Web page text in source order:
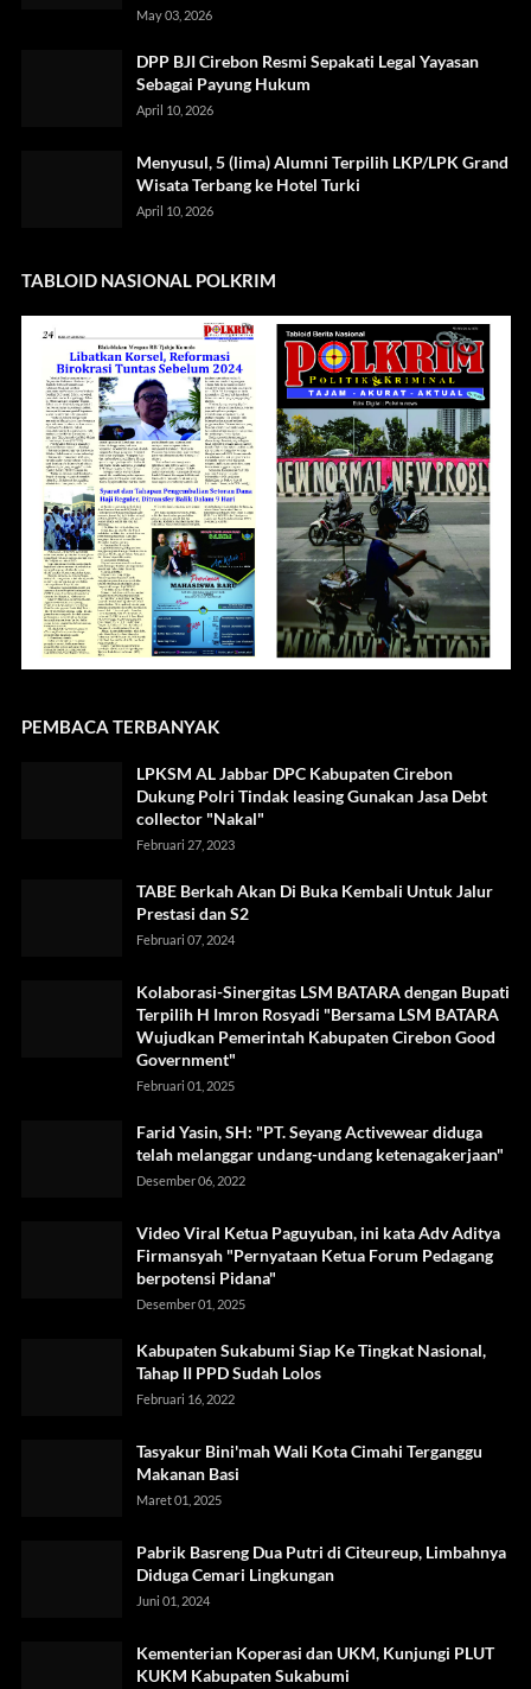
May 03, 2026
DPP BJI Cirebon Resmi Sepakati Legal Yayasan
Sebagai Payung Hukum
April 10, 2026
Menyusul, 5 (lima) Alumni Terpilih LKP/LPK Grand
Wisata Terbang ke Hotel Turki
April 10, 2026
TABLOID NASIONAL POLKRIM
PEMBACA TERBANYAK
LPKSM AL Jabbar DPC Kabupaten Cirebon
Dukung Polri Tindak leasing Gunakan Jasa Debt
collector "Nakal"
Februari 27, 2023
TABE Berkah Akan Di Buka Kembali Untuk Jalur
Prestasi dan S2
Februari 07, 2024
Kolaborasi-Sinergitas LSM BATARA dengan Bupati
Terpilih H Imron Rosyadi "Bersama LSM BATARA
Wujudkan Pemerintah Kabupaten Cirebon Good
Government"
Februari 01, 2025
Farid Yasin, SH: "PT. Seyang Activewear diduga
telah melanggar undang-undang ketenagakerjaan"
Desember 06, 2022
Video Viral Ketua Paguyuban, ini kata Adv Aditya
Firmansyah "Pernyataan Ketua Forum Pedagang
berpotensi Pidana"
Desember 01, 2025
Kabupaten Sukabumi Siap Ke Tingkat Nasional,
Tahap II PPD Sudah Lolos
Februari 16, 2022
Tasyakur Bini'mah Wali Kota Cimahi Terganggu
Makanan Basi
Maret 01, 2025
Pabrik Basreng Dua Putri di Citeureup, Limbahnya
Diduga Cemari Lingkungan
Juni 01, 2024
Kementerian Koperasi dan UKM, Kunjungi PLUT
KUKM Kabupaten Sukabumi